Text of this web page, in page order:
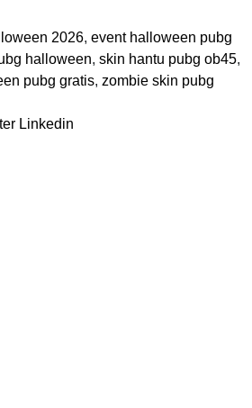
2026, event halloween pubg
halloween, skin hantu pubg ob45,
pubg gratis, zombie skin pubg
Linkedin